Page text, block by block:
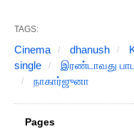
TAGS:
Cinema dhanush
single
இரண்டாவது
நாகார்ஜுனா
Pages